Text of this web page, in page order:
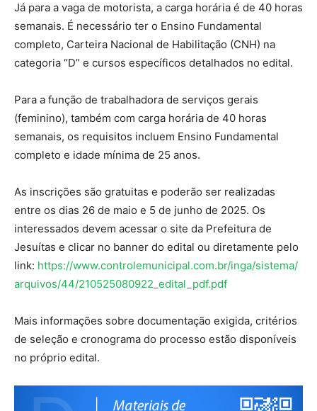
Já para a vaga de motorista, a carga horária é de 40 horas
semanais. É necessário ter o Ensino Fundamental
completo, Carteira Nacional de Habilitação (CNH) na
categoria “D” e cursos específicos detalhados no edital.
Para a função de trabalhadora de serviços gerais
(feminino), também com carga horária de 40 horas
semanais, os requisitos incluem Ensino Fundamental
completo e idade mínima de 25 anos.
As inscrições são gratuitas e poderão ser realizadas
entre os dias 26 de maio e 5 de junho de 2025. Os
interessados devem acessar o site da Prefeitura de
Jesuítas e clicar no banner do edital ou diretamente pelo
link: https://www.controlemunicipal.com.br/inga/sistema/
arquivos/44/210525080922_edital_pdf.pdf
Mais informações sobre documentação exigida, critérios
de seleção e cronograma do processo estão disponíveis
no próprio edital.